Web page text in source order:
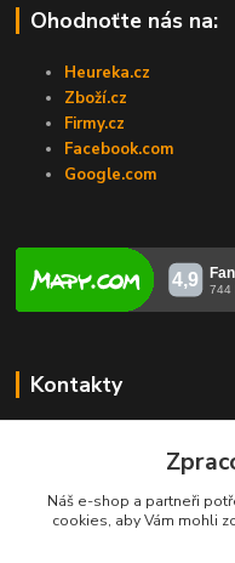
Ohodnoťte nás na:
Heureka.cz
Zboží.cz
Firmy.cz
Facebook.com
Google.com
Kontakty
+420731448913
info@opravakotlu.cz
Náš e-shop a partneři
cookies, aby Vám mohli